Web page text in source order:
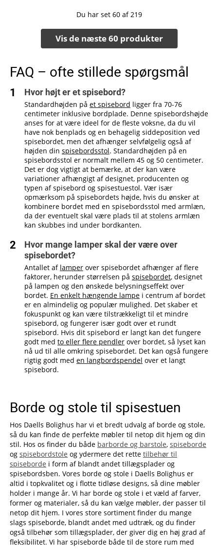
Du har set 60 af 219
Vis de næste 60 produkter
FAQ – ofte stillede spørgsmål
Hvor højt er et spisebord?
Standardhøjden på et spisebord ligger fra 70-76
centimeter inklusive bordplade. Denne spisebordshøjde
anses for at være ideel for de fleste voksne, da du vil
have nok benplads og en behagelig siddeposition ved
spisebordet, men det afhænger selvfølgelig også af
højden din spisebordsstol. Standardhøjden på en
spisebordsstol er normalt mellem 45 og 50 centimeter.
Det er dog vigtigt at bemærke, at der kan være
variationer afhængigt af designet, producenten og
typen af spisebord og spisestuestol. Vær især
opmærksom på spisebordets højde, hvis du ønsker at
kombinere bordet med en spisebordsstol med armlæn,
da der eventuelt skal være plads til at stolens armlæn
kan skubbes ind under bordkanten.
Hvor mange lamper skal der være over
spisebordet?
Antallet af lamper over spisebordet afhænger af flere
faktorer, herunder størrelsen på spisebordet, designet
på lampen og den ønskede belysningseffekt over
bordet. En enkelt hængende lampe i centrum af bordet
er en almindelig og populær mulighed. Det skaber et
fokuspunkt og kan være tilstrækkeligt til et mindre
spisebord, og fungerer især godt over et rundt
spisebord. Hvis dit spisebord er langt kan det fungere
godt med to eller flere pendler over bordet, så lyset kan
nå ud til alle omkring spisebordet. Det kan også fungere
rigtig godt med en langbordspendel over et langt
spisebord.
Borde og stole til spisestuen
Hos Daells Bolighus har vi et bredt udvalg af borde og stole,
så du kan finde de perfekte møbler til netop dit hjem og din
stil. Hos os finder du både barborde og barstole, spiseborde
og spisebordstole og ydermere det rette tilbehør til
spiseborde i form af blandt andet tillægsplader og
spisebordsben. Vores borde og stole i Daells Bolighus er
altid i topkvalitet og i flotte tidløse designs, så dine møbler
holder i mange år. Vi har borde og stole i et væld af farver,
former og materialer, så du kan vælge møbler, der passer til
netop dit hjem. I vores store sortiment finder du mange
slags spiseborde, blandt andet med udtræk, og du finder
også tilbehør som tillægsplader, der giver dig en høj grad af
fleksibilitet. Vi har spiseborde både til de store rum med